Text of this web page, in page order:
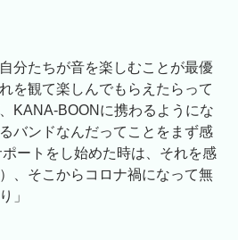
分たちが音を楽しむことが最優
を観て楽しんでもらえたらって
KANA-BOONに携わるようにな
バンドなんだってことをまず感
ートをし始めた時は、それを感
、そこからコロナ禍になって無
」